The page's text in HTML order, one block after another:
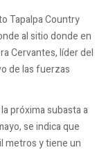
Tapalpa Country
al sitio donde en
Cervantes, líder del
de las fuerzas
próxima subasta a
se indica que
metros y tiene un